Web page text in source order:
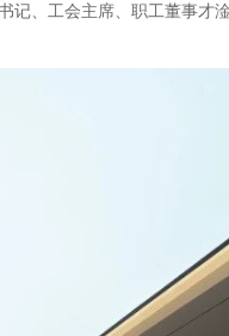
、工会主席、职工董事才